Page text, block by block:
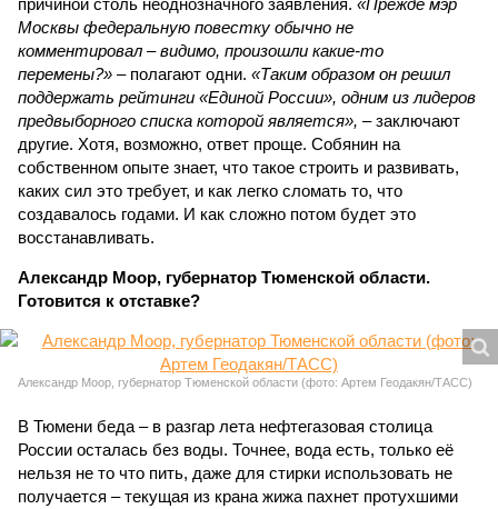
причиной столь неоднозначного заявления. «Прежде мэр
Москвы федеральную повестку обычно не
комментировал – видимо, произошли какие-то
перемены?» – полагают одни. «Таким образом он решил
поддержать рейтинги «Единой России», одним из лидеров
предвыборного списка которой является», – заключают
другие. Хотя, возможно, ответ проще. Собянин на
собственном опыте знает, что такое строить и развивать,
каких сил это требует, и как легко сломать то, что
создавалось годами. И как сложно потом будет это
восстанавливать.
Александр Моор, губернатор Тюменской области.
Готовится к отставке?
Александр Моор, губернатор Тюменской области (фото: Артем Геодакян/ТАСС)
В Тюмени беда – в разгар лета нефтегазовая столица
России осталась без воды. Точнее, вода есть, только её
нельзя не то что пить, даже для стирки использовать не
получается – текущая из крана жижа пахнет протухшими